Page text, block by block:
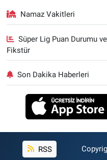
Namaz Vakitleri
Süper Lig Puan Durumu ve
Fikstür
Son Dakika Haberleri
RSS